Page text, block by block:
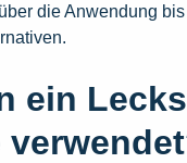
die Anwendung
ein